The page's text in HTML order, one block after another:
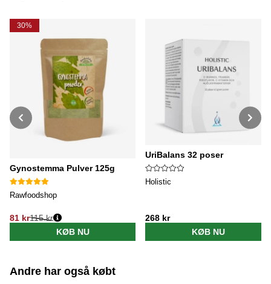
30%
Gynostemma Pulver 125g
Rawfoodshop
81 kr
Normalpris:
115 kr
KØB NU
UriBalans 32 poser
Holistic
268 kr
KØB NU
Andre har også købt